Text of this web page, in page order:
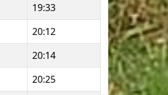
19:33
20:12
20:14
20:25